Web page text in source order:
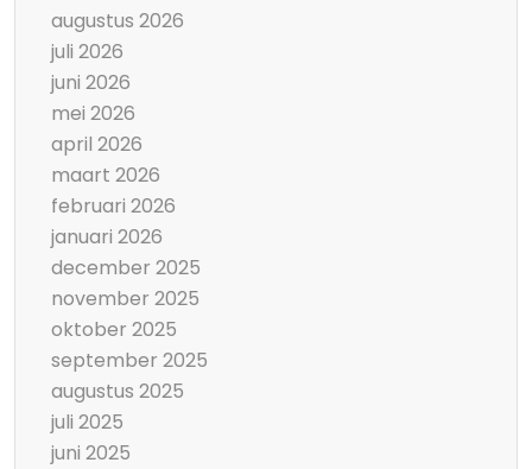
augustus 2026
juli 2026
juni 2026
mei 2026
april 2026
maart 2026
februari 2026
januari 2026
december 2025
november 2025
oktober 2025
september 2025
augustus 2025
juli 2025
juni 2025